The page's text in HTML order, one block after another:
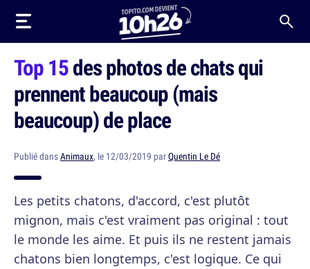
Top 15des photos de chats qui
prennent beaucoup (mais
beaucoup) de place
Publié dansAnimaux, le 12/03/2019 parQuentin Le Dé
Les petits chatons, d'accord, c'est plutôt
mignon, mais c'est vraiment pas original : tout
le monde les aime. Et puis ils ne restent jamais
chatons bien longtemps, c'est logique. Ce qui